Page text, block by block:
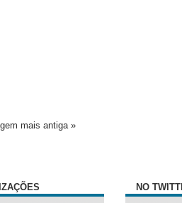
mais antiga »
NO